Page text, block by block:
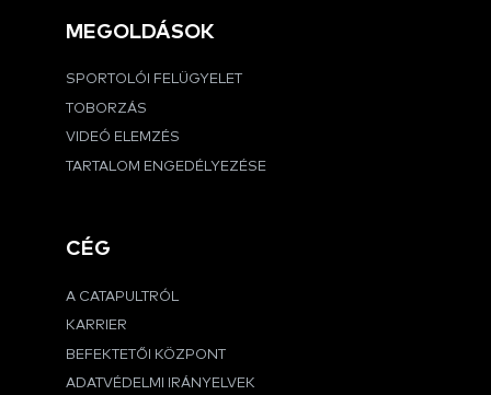
MEGOLDÁSOK
SPORTOLÓI FELÜGYELET
TOBORZÁS
VIDEÓ ELEMZÉS
TARTALOM ENGEDÉLYEZÉSE
CÉG
A CATAPULTRÓL
KARRIER
BEFEKTETŐI KÖZPONT
ADATVÉDELMI IRÁNYELVEK